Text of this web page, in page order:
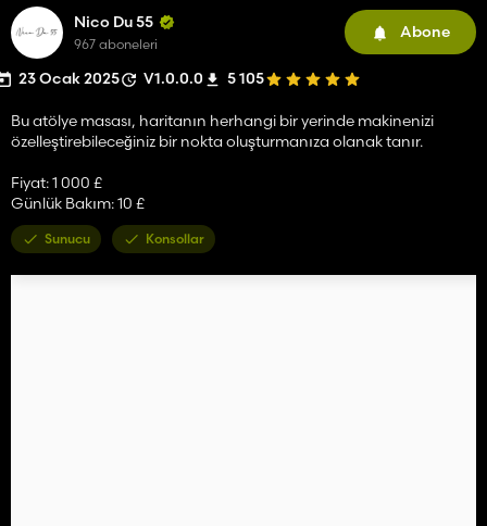
Nico Du 55
967 aboneleri
Abone
23 Ocak 2025 V1.0.0.0 5 105
Bu atölye masası, haritanın herhangi bir yerinde makinenizi
özelleştirebileceğiniz bir nokta oluşturmanıza olanak tanır.
Fiyat: 1 000 £
Günlük Bakım: 10 £
Sunucu Konsollar